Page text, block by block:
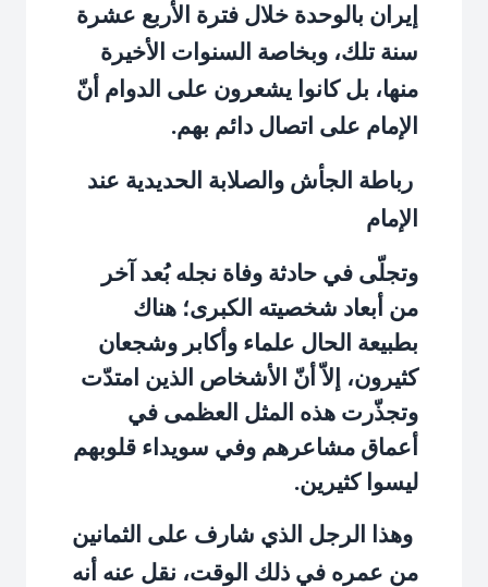
إيران بالوحدة خلال فترة الأربع عشرة
سنة تلك، وبخاصة السنوات الأخيرة
منها، بل كانوا يشعرون على الدوام أنّ
الإمام على اتصال دائم بهم.
رباطة الجأش والصلابة الحديدية عند
الإمام
وتجلّى في حادثة وفاة نجله بُعد آخر
من أبعاد شخصيته الكبرى؛ هناك
بطبيعة الحال علماء وأكابر وشجعان
كثيرون، إلاّ أنّ الأشخاص الذين امتدّت
وتجذّرت هذه المثل العظمى في
أعماق مشاعرهم وفي سويداء قلوبهم
ليسوا كثيرين.
وهذا الرجل الذي شارف على الثمانين
من عمره في ذلك الوقت، نقل عنه أنه